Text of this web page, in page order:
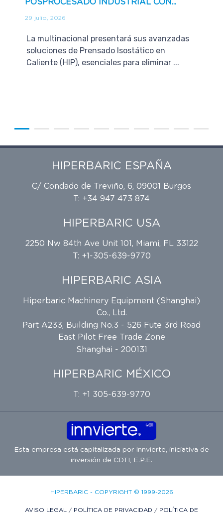
POSPROCESADO INDUSTRIAL CON...
29 julio, 2026
La multinacional presentará sus avanzadas
soluciones de Prensado Isostático en
Caliente (HIP), esenciales para eliminar ...
HIPERBARIC ESPAÑA
C/ Condado de Treviño, 6, 09001 Burgos
T: +34 947 473 874
HIPERBARIC USA
2250 Nw 84th Ave Unit 101, Miami, FL 33122
T: +1-305-639-9770
HIPERBARIC ASIA
Hiperbaric Machinery Equipment (Shanghai)
Co., Ltd.
Part A233, Building No.3 - 526 Fute 3rd Road
East Pilot Free Trade Zone
Shanghai - 200131
HIPERBARIC MÉXICO
T: +1 305-639-9770
Esta empresa está capitalizada por Innvierte , iniciativa de
inversión de CDTI, E.P.E.
HIPERBARIC - COPYRIGHT © 1999-2026
AVISO LEGAL / POLÍTICA DE PRIVACIDAD / POLÍTICA DE